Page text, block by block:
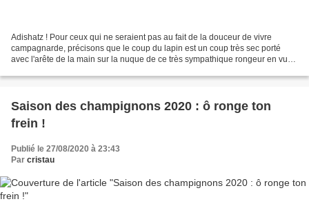
Adishatz ! Pour ceux qui ne seraient pas au fait de la douceur de vivre
campagnarde, précisons que le coup du lapin est un coup très sec porté
avec l'arête de la main sur la nuque de ce très sympathique rongeur en vue
Saison des champignons 2020 : ô ronge ton
frein !
Publié le 27/08/2020 à 23:43
Par cristau